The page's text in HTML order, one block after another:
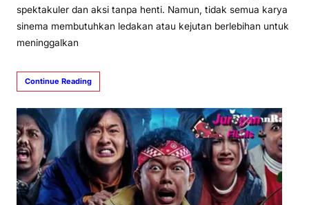
spektakuler dan aksi tanpa henti. Namun, tidak semua karya
sinema membutuhkan ledakan atau kejutan berlebihan untuk
meninggalkan
Continue Reading